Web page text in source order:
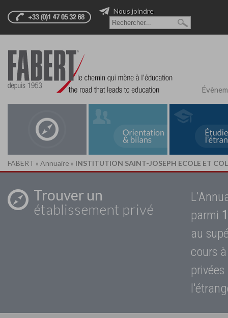
Nous joindre
FABERT » Annuaire » INSTITUTION SAINT-JOSEPH ECOLE ET
Trouver un
établissement privé
parmi
au
cours